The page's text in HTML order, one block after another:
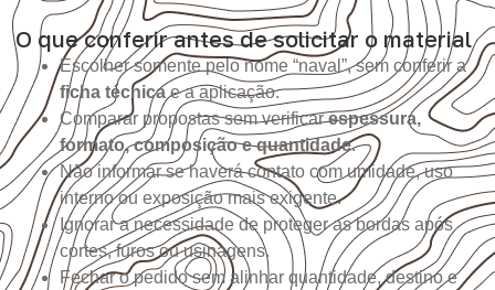
O que conferir antes de solicitar o material
Escolher somente pelo nome “naval”, sem conferir a
ficha técnicae a aplicação.
Comparar propostas sem verificarespessura,
formato, composição e quantidade.
Não informar se haverá contato com umidade, uso
interno ou exposição mais exigente.
Ignorar a necessidade de proteger as bordas após
cortes, furos ou usinagens.
Fechar o pedido sem alinhar quantidade, destino e